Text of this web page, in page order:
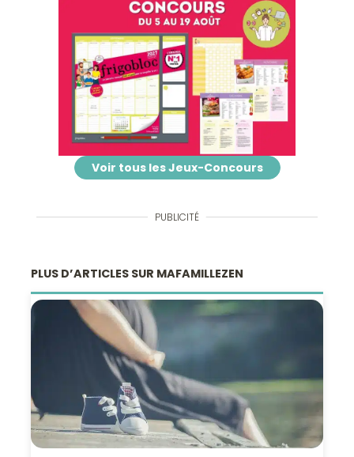
Voir tous les Jeux-Concours
PUBLICITÉ
PLUS D’ARTICLES SUR MAFAMILLEZEN